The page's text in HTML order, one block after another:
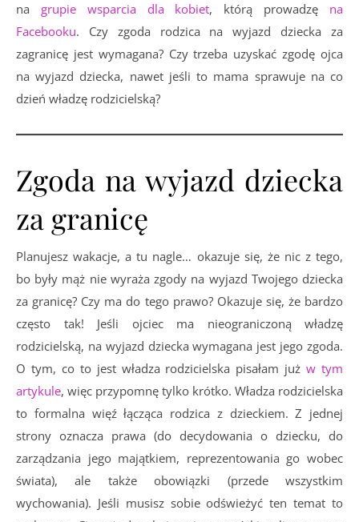
na grupie wsparcia dla kobiet, którą prowadzę na
Facebooku. Czy zgoda rodzica na wyjazd dziecka za
zagranicę jest wymagana? Czy trzeba uzyskać zgodę ojca
na wyjazd dziecka, nawet jeśli to mama sprawuje na co
dzień władzę rodzicielską?
Zgoda na wyjazd dziecka
za granicę
Planujesz wakacje, a tu nagle… okazuje się, że nic z tego,
bo były mąż nie wyraża zgody na wyjazd Twojego dziecka
za granicę? Czy ma do tego prawo? Okazuje się, że bardzo
często tak! Jeśli ojciec ma nieograniczoną władzę
rodzicielską, na wyjazd dziecka wymagana jest jego zgoda.
O tym, co to jest władza rodzicielska pisałam jużw tym
artykule, więc przypomnę tylko krótko. Władza rodzicielska
to formalna więź łącząca rodzica z dzieckiem. Z jednej
strony oznacza prawa (do decydowania o dziecku, do
zarządzania jego majątkiem, reprezentowania go wobec
świata), ale także obowiązki (przede wszystkim
wychowania). Jeśli musisz sobie odświeżyć ten temat to